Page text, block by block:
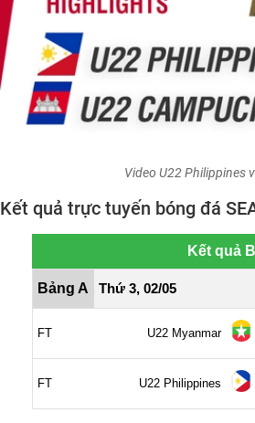
Video U22 Philippines
Kết quả trực tuyến bóng đá